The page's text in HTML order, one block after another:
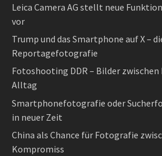
Leica Camera AG stellt neue
vor
Trump und das Smartphone auf X –
Reportagefotografie
Fotoshooting DDR – Bilder zwischen
Alltag
Smartphonefotografie oder
in neuer Zeit
China als Chance für Fotografie
Kompromiss